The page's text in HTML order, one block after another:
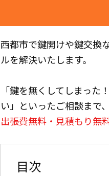
西都市で鍵開けや鍵交換
ルを解決いたします。
「鍵を無くしてしまっ
い」といったご相談まで
出張費無料・見積もり無
目次